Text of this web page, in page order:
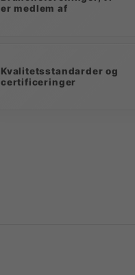
er medlem af
Kvalitetsstandarder og
certificeringer